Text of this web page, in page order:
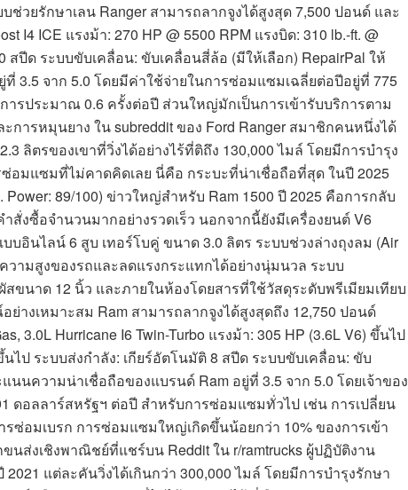
วยรักษาเลน Ranger สามารถลากจูงได้สูงสุด 7,500 ปอนด์ และ
I4 ICE แรงม้า: 270 HP @ 5500 RPM แรงบิด: 310 lb.-ft. @
สปีด ระบบขับเคลื่อน: ขับเคลื่อนสี่ล้อ (มีให้เลือก) RepairPal ให้
3.5 จาก 5.0 โดยมีค่าใช้จ่ายในการซ่อมแซมเฉลี่ยต่อปีอยู่ที่ 775
ารประมาณ 0.6 ครั้งต่อปี ส่วนใหญ่มักเป็นการเข้ารับบริการตาม
การหมุนยาง ใน subreddit ของ Ford Ranger สมาชิกคนหนึ่งได้
ลิตรของเขาที่วิ่งได้อย่างไร้ที่ติถึง 130,000 ไมล์ โดยมีการบำรุง
อมแซมที่ไม่คาดคิดเลย นี่คือ กระบะที่น่าเชื่อถือที่สุด ในปี 2025
Power: 89/100) ข่าวใหญ่สำหรับ Ram 1500 ปี 2025 คือการกลับ
สั่งซื้อจำนวนมากอย่างรวดเร็ว นอกจากนี้ยังมีเครื่องยนต์ V6
บอินไลน์ 6 สูบ เทอร์โบคู่ ขนาด 3.0 ลิตร ระบบช่วงล่างถุงลม (Air
วามสูงของรถและลดแรงกระแทกได้อย่างนุ่มนวล ระบบ
สขนาด 12 นิ้ว และภายในห้องโดยสารที่ใช้วัสดุระดับพรีเมียมเทียบ
ย่างเหมาะสม Ram สามารถลากจูงได้สูงสุดถึง 12,750 ปอนด์
3.0L Hurricane I6 Twin-Turbo แรงม้า: 305 HP (3.6L V6) ขึ้นไป
นไป ระบบส่งกำลัง: เกียร์อัตโนมัติ 8 สปีด ระบบขับเคลื่อน: ขับ
นนความน่าเชื่อถือของแบรนด์ Ram อยู่ที่ 3.5 จาก 5.0 โดยเจ้าของ
อลลาร์สหรัฐฯ ต่อปี สำหรับการซ่อมแซมทั่วไป เช่น การเปลี่ยน
รซ่อมเบรก การซ่อมแซมใหญ่เกิดขึ้นน้อยกว่า 10% ของการเข้า
ส่งเชิงพาณิชย์ที่แชร์บน Reddit ใน r/ramtrucks ผู้ปฏิบัติงาน
แต่ละคันวิ่งได้เกินกว่า 300,000 ไมล์ โดยมีการบำรุงรักษา